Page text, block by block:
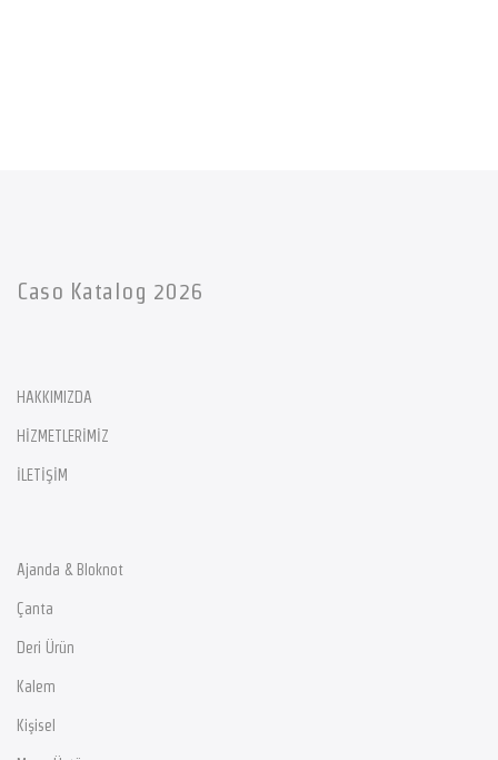
Caso Katalog 2026
HAKKIMIZDA
HİZMETLERİMİZ
İLETİŞİM
Ajanda & Bloknot
Çanta
Deri Ürün
Kalem
Kişisel